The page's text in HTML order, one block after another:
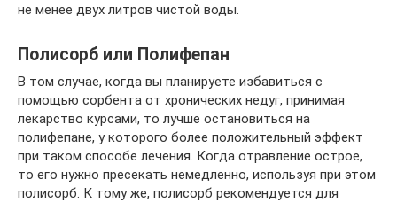
не менее двух литров чистой воды.
Полисорб или Полифепан
В том случае, когда вы планируете избавиться с
помощью сорбента от хронических недуг, принимая
лекарство курсами, то лучше остановиться на
полифепане, у которого более положительный эффект
при таком способе лечения. Когда отравление острое,
то его нужно пресекать немедленно, используя при этом
полисорб. К тому же, полисорб рекомендуется для